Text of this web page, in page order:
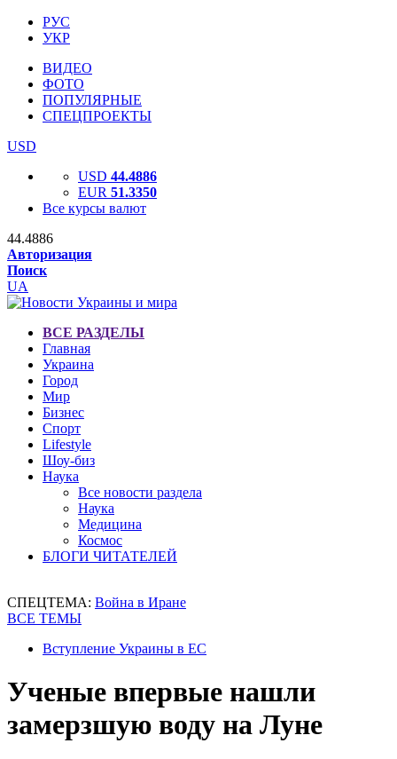
РУС
УКР
ВИДЕО
ФОТО
ПОПУЛЯРНЫЕ
СПЕЦПРОЕКТЫ
USD
USD 44.4886
EUR 51.3350
Все курсы валют
44.4886
Авторизация
Поиск
UA
ВСЕ РАЗДЕЛЫ
Главная
Украина
Город
Мир
Бизнес
Спорт
Lifestyle
Шоу-биз
Наука
Все новости раздела
Наука
Медицина
Космос
БЛОГИ ЧИТАТЕЛЕЙ
СПЕЦТЕМА: Война в Иране
ВСЕ ТЕМЫ
Вступление Украины в ЕС
Ученые впервые нашли
замерзшую воду на Луне